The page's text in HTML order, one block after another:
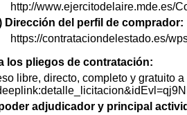
http://www.ejercitodelaire.mde.es/
Dirección del perfil de comprador:
https://contrataciondelestado.es/
los pliegos de contratación:
libre, directo, completo y gratuito
adjudicador y principal